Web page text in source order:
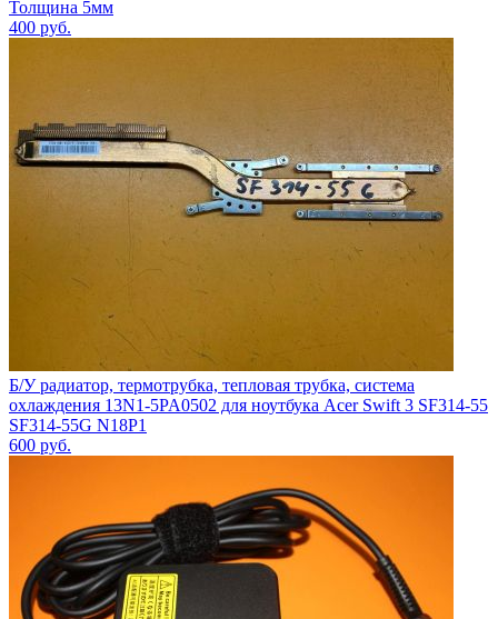
Толщина 5мм
400 руб.
Б/У радиатор, термотрубка, тепловая трубка, система
охлаждения 13N1-5PA0502 для ноутбука Acer Swift 3 SF314-55
SF314-55G N18P1
600 руб.